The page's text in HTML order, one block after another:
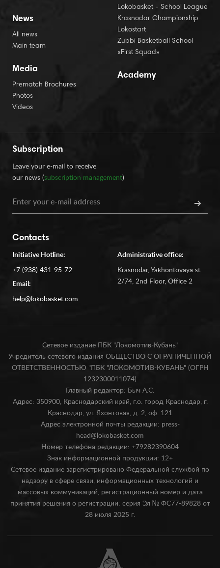
News
All news
Main team
Media
Prematch Brochures
Photos
Videos
Lokobasket - School League
Krasnodar Championship
Lokostart
Zubbi Basketball School
«First Squad»
Academy
Subscription
Leave your e-mail to receive
our news (subscription management)
Contacts
Initiative Hotline:
+7 (938) 431-95-72
Email:
help@lokobasket.com
Administrative office:
Krasnodar, Yakhontovaya st
2/74, 2nd Floor, Office 2
Сетевое издание ПБК "Локомотив-Кубань"
Учредитель сетевого издания ОБЩЕСТВО С ОГРАНИЧЕННОЙ
ОТВЕТСТВЕННОСТЬЮ "ПБК "ЛОКОМОТИВ-КУБАНЬ" (ОГРН
1232300011074)
Главный редактор: Быч А.С.
Адрес: 350900, Краснодарский край, г.о. город Краснодар, г.
Краснодар, ул. Яхонтовая, д. 2, оф. 121
Адрес электронной почты редакции: press-
head@lokobasket.com
Номер телефона редакции: +79282390604
Знак информационной продукции: 12+
Сетевое издание зарегистрировано Федеральной службой по
надзору в сфере связи, информационных технологий и
массовых коммуникаций, регистрационный номер и дата
принятия решения о регистрации: серия Эл № ФС77-89828 от
28 июля 2025 г.